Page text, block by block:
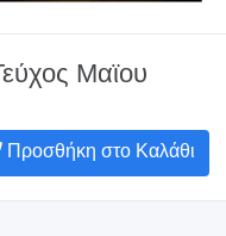
Mαϊου
Προσθήκη στο Καλάθι